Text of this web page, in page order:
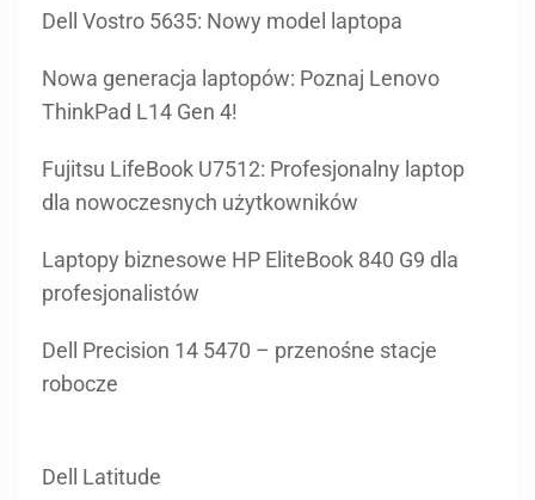
Dell Vostro 5635: Nowy model laptopa
Nowa generacja laptopów: Poznaj Lenovo
ThinkPad L14 Gen 4!
Fujitsu LifeBook U7512: Profesjonalny laptop
dla nowoczesnych użytkowników
Laptopy biznesowe HP EliteBook 840 G9 dla
profesjonalistów
Dell Precision 14 5470 – przenośne stacje
robocze
Dell Latitude